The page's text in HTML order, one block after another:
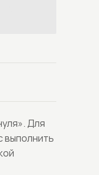
Для
выполнить